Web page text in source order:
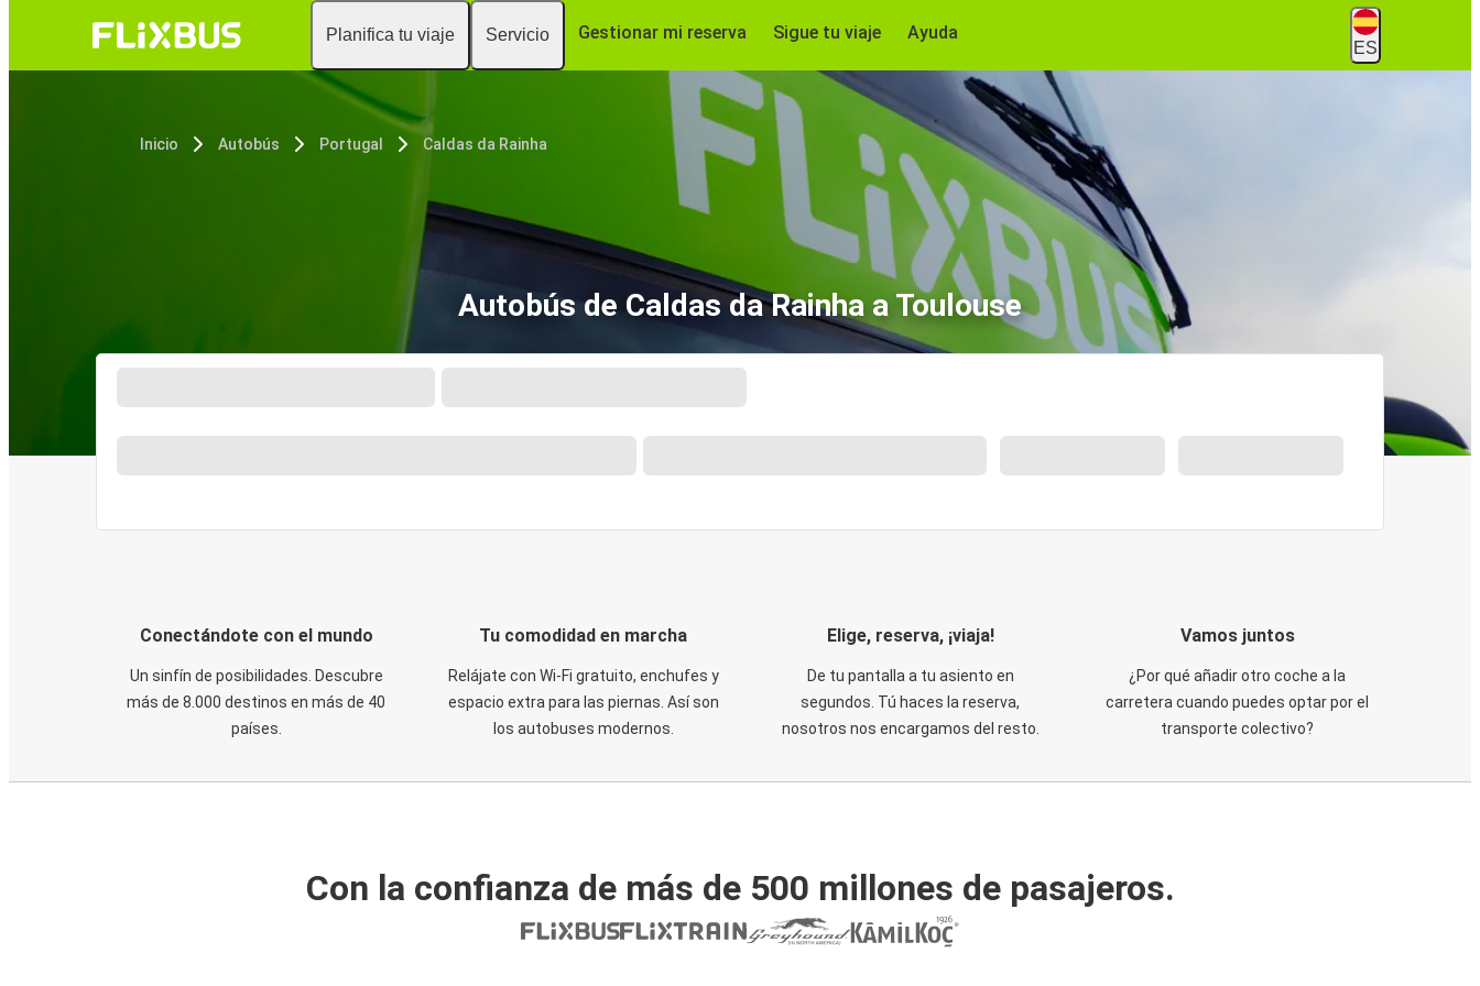
Planifica tu viaje Servicio Gestionar mi reserva Sigue tu viaje Ayuda
ES
Inicio Autobús Portugal Caldas da Rainha
Autobús de Caldas da Rainha a Toulouse
Conectándote con el mundo
Un sinfín de posibilidades. Descubre
más de 8.000 destinos en más de 40
países.
Tu comodidad en marcha
Relájate con Wi-Fi gratuito, enchufes y
espacio extra para las piernas. Así son
los autobuses modernos.
Elige, reserva, ¡viaja!
De tu pantalla a tu asiento en
segundos. Tú haces la reserva,
nosotros nos encargamos del resto.
Vamos juntos
¿Por qué añadir otro coche a la
carretera cuando puedes optar por el
transporte colectivo?
Con la confianza de más de 500 millones de pasajeros.